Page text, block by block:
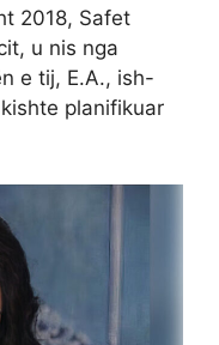
2018, Safet
u nis nga
e tij, E.A., ish-
planifikuar